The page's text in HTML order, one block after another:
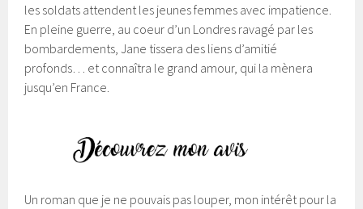
les soldats attendent les jeunes femmes avec impatience.
En pleine guerre, au coeur d’un Londres ravagé par les
bombardements, Jane tissera des liens d’amitié
profonds… et connaîtra le grand amour, qui la mènera
jusqu’en France.
Un roman que je ne pouvais pas louper, mon intérêt pour la